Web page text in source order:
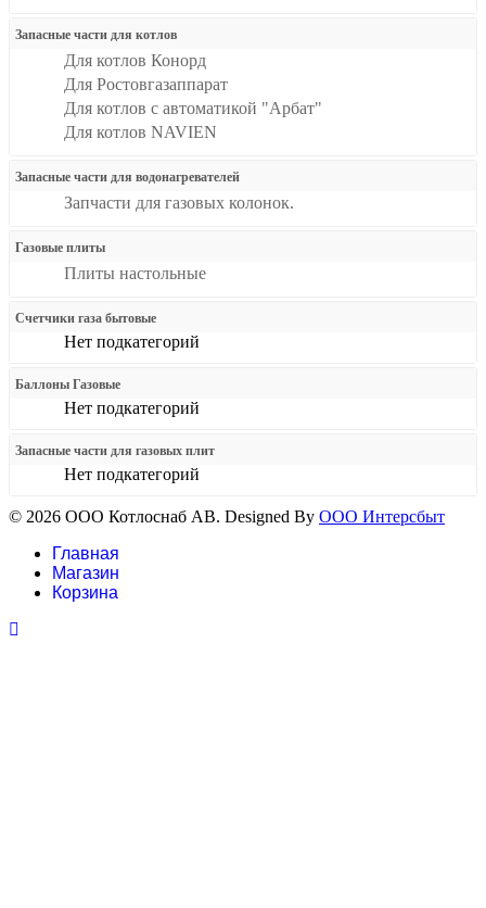
Запасные части для котлов
Для котлов Конорд
Для Ростовгазаппарат
Для котлов с автоматикой "Арбат"
Для котлов NAVIEN
Запасные части для водонагревателей
Запчасти для газовых колонок.
Газовые плиты
Плиты настольные
Счетчики газа бытовые
Нет подкатегорий
Баллоны Газовые
Нет подкатегорий
Запасные части для газовых плит
Нет подкатегорий
© 2026 ООО Котлоснаб АВ. Designed By ООО Интерсбыт
Главная
Магазин
Корзина